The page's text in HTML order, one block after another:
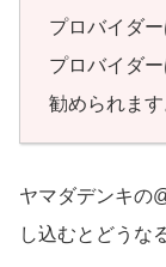
プロバイダ
プロバイダ
勧められます
ヤマダデンキの
し込むとどうな